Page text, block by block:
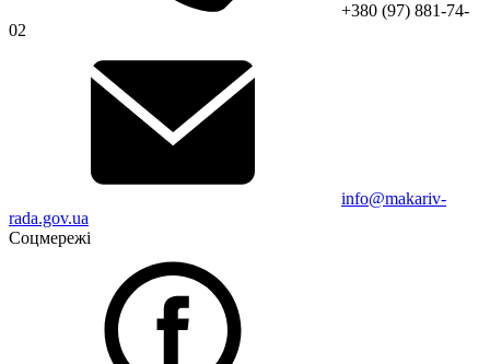
+380 (97) 881-74-
02
info@makariv-
rada.gov.ua
Соцмережі